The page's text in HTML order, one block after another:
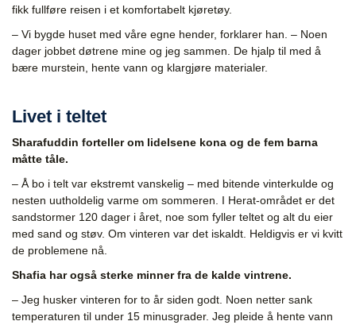
fikk fullføre reisen i et komfortabelt kjøretøy.
– Vi bygde huset med våre egne hender, forklarer han. – Noen
dager jobbet døtrene mine og jeg sammen. De hjalp til med å
bære murstein, hente vann og klargjøre materialer.
Livet i teltet
Sharafuddin forteller om lidelsene kona og de fem barna
måtte tåle.
– Å bo i telt var ekstremt vanskelig – med bitende vinterkulde og
nesten uutholdelig varme om sommeren. I Herat-området er det
sandstormer 120 dager i året, noe som fyller teltet og alt du eier
med sand og støv. Om vinteren var det iskaldt. Heldigvis er vi kvitt
de problemene nå.
Shafia har også sterke minner fra de kalde vintrene.
– Jeg husker vinteren for to år siden godt. Noen netter sank
temperaturen til under 15 minusgrader. Jeg pleide å hente vann